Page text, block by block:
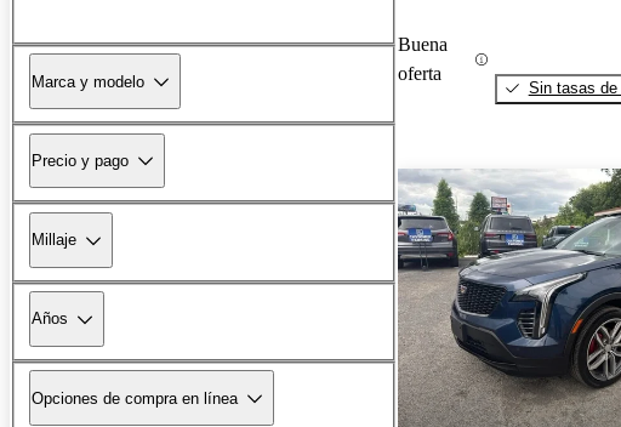
Marca y modelo
Precio y pago
Millaje
Años
Opciones de compra en línea
Buena
oferta
Sin tasas de